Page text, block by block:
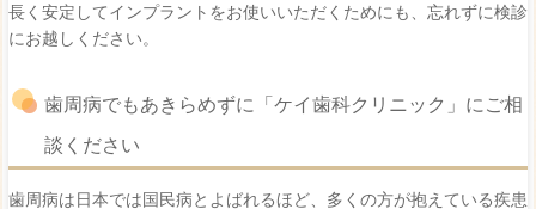
長く安定してインプラントをお使いいただくためにも、忘れずに検診
にお越しください。
歯周病でもあきらめずに「ケイ歯科クリニック」にご相
談ください
歯周病は日本では国民病とよばれるほど、多くの方が抱えている疾患